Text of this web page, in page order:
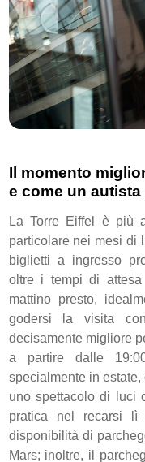
Il momento
e come un
La Torre Eiffel è più
particolare nei mesi di
biglietti a ingresso
oltre i tempi di
mattino presto,
godersi la visita
decisamente migliore
a partire dalle
specialmente in
uno spettacolo di luci
pratica nel recarsi
disponibilità di
Mars; inoltre, il